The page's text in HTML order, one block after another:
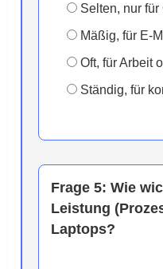
Selten, nur
Mäßig, für E-
Oft, für Arbeit
Ständig, für
Frage 5: Wie
Leistung
Laptops?